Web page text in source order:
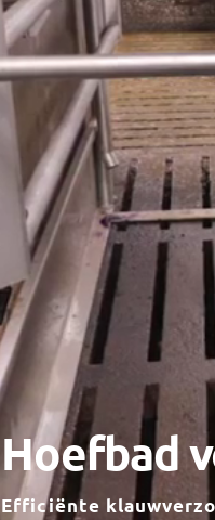
Hoefbad
Efficiënte